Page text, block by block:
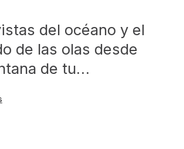
del océano y el
de las olas desde
de tu…